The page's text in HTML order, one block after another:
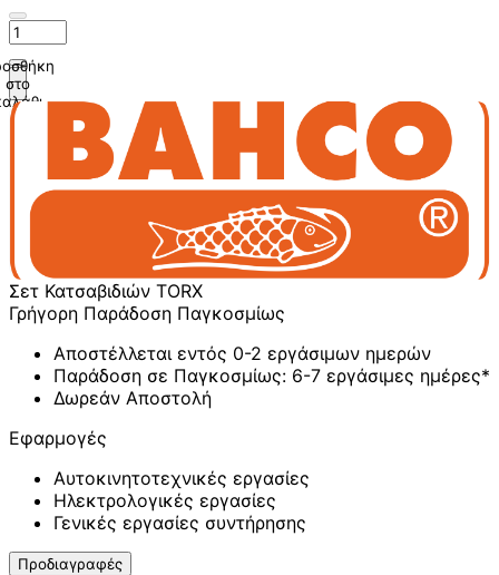
στο
Σετ Κατσαβιδιών TORX
Γρήγορη Παράδοση Παγκοσμίως
Αποστέλλεται εντός 0-2 εργάσιμων ημερών
Παράδοση σε Παγκοσμίως: 6-7 εργάσιμες ημέρες*
Δωρεάν Αποστολή
Εφαρμογές
Αυτοκινητοτεχνικές εργασίες
Ηλεκτρολογικές εργασίες
Γενικές εργασίες συντήρησης
Προδιαγραφές